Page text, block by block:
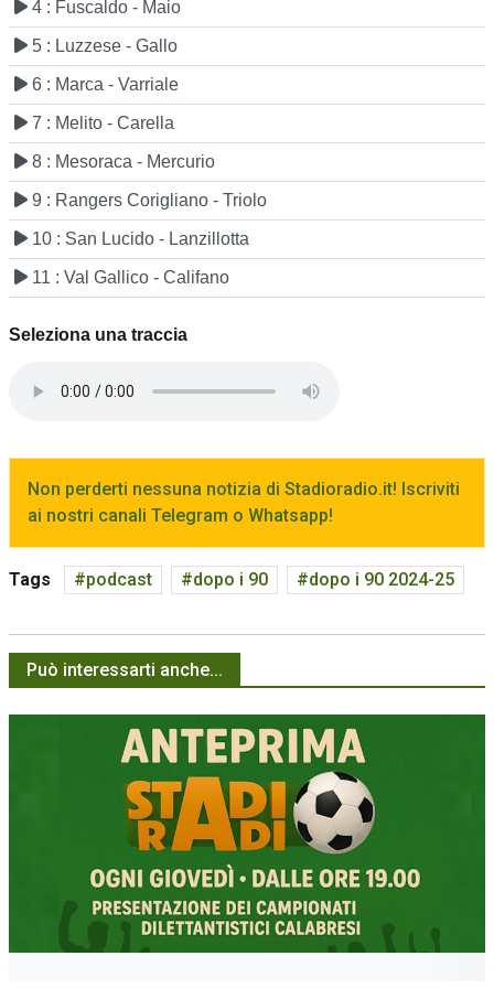
4 : Fuscaldo - Maio
5 : Luzzese - Gallo
6 : Marca - Varriale
7 : Melito - Carella
8 : Mesoraca - Mercurio
9 : Rangers Corigliano - Triolo
10 : San Lucido - Lanzillotta
11 : Val Gallico - Califano
Seleziona una traccia
Non perderti nessuna notizia di Stadioradio.it! Iscriviti
ai nostri canali Telegram o Whatsapp!
Tags podcast dopo i 90 dopo i 90 2024-25
Può interessarti anche...